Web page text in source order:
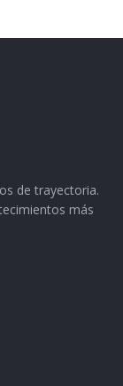
de trayectoria.
más